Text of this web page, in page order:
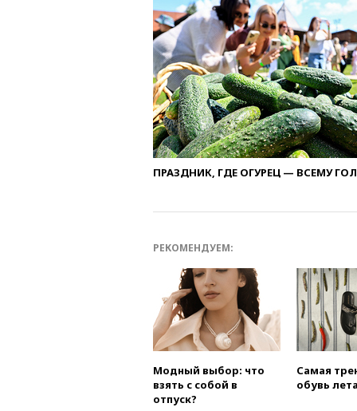
ПРАЗДНИК, ГДЕ ОГУРЕЦ — ВСЕМУ
РЕКОМЕНДУЕМ:
Модный выбор: что
взять с собой в
отпуск?
Самая
обувь